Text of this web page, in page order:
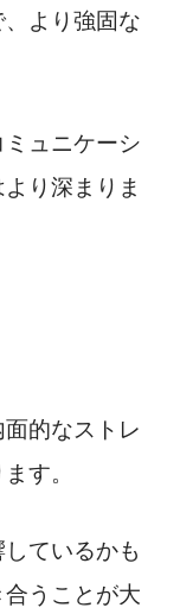
より強固な
ュニケーシ
り深まりま
的なストレ
す。
ているかも
うことが大